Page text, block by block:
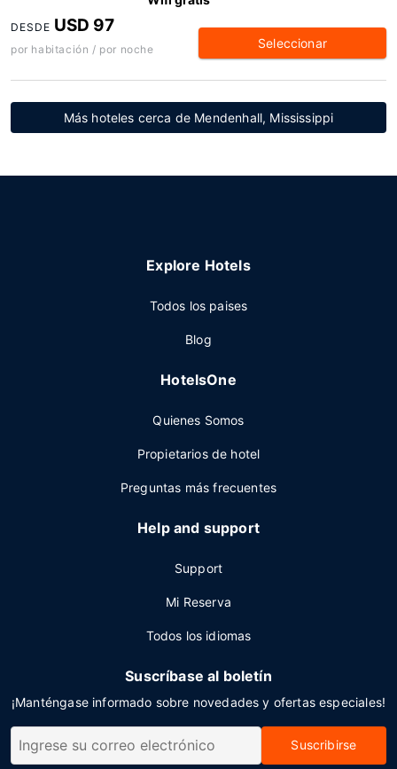
DESDE USD 97
por habitación / por noche Seleccionar
Más hoteles cerca de Mendenhall, Mississippi
Explore Hotels
Todos los paises
Blog
HotelsOne
Quienes Somos
Propietarios de hotel
Preguntas más frecuentes
Help and support
Support
Mi Reserva
Todos los idiomas
Suscríbase al boletín
¡Manténgase informado sobre novedades y ofertas especiales!
Suscribirse